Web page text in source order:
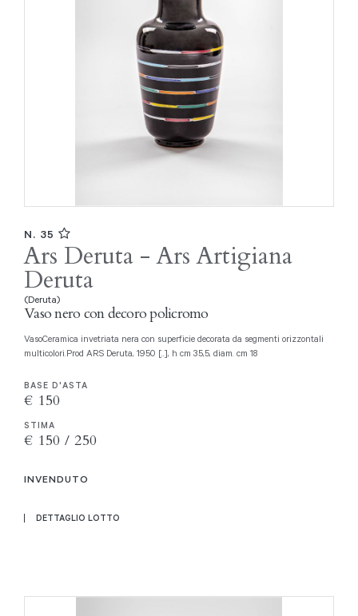
N. 35
Ars Deruta - Ars Artigiana
Deruta
(Deruta)
Vaso nero con decoro policromo
VasoCeramica invetriata nera con superficie decorata da segmenti orizzontali
multicolori.Prod ARS Deruta, 1950 [..], h cm 35,5, diam. cm 18
BASE D'ASTA
€ 150
STIMA
€ 150 / 250
INVENDUTO
DETTAGLIO LOTTO